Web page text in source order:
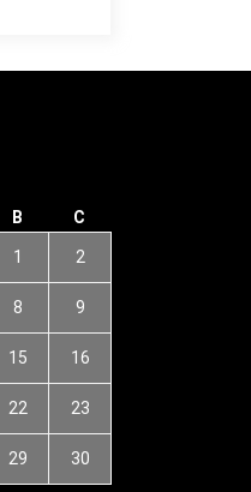
B C
1 2
8 9
15 16
22 23
29 30